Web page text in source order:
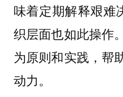
味着定期解释艰难
织层面也如此操作
为原则和实践，帮
动力。